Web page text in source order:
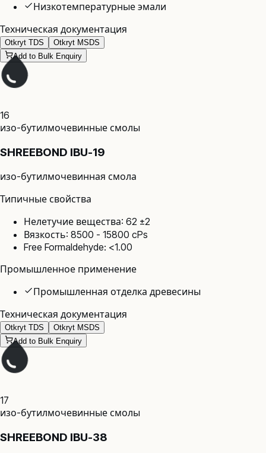
Низкотемпературные эмали
Техническая документация
Otkryt TDS
Otkryt MSDS
Add to Bulk Enquiry
16
изо-бутилмочевинные смолы
SHREEBOND IBU-19
изо-бутилмочевинная смола
Типичные свойства
Нелетучие вещества: 62 ±2
Вязкость: 8500 - 15800 cPs
Free Formaldehyde: <1.00
Промышленное применение
Промышленная отделка древесины
Техническая документация
Otkryt TDS
Otkryt MSDS
Add to Bulk Enquiry
17
изо-бутилмочевинные смолы
SHREEBOND IBU-38